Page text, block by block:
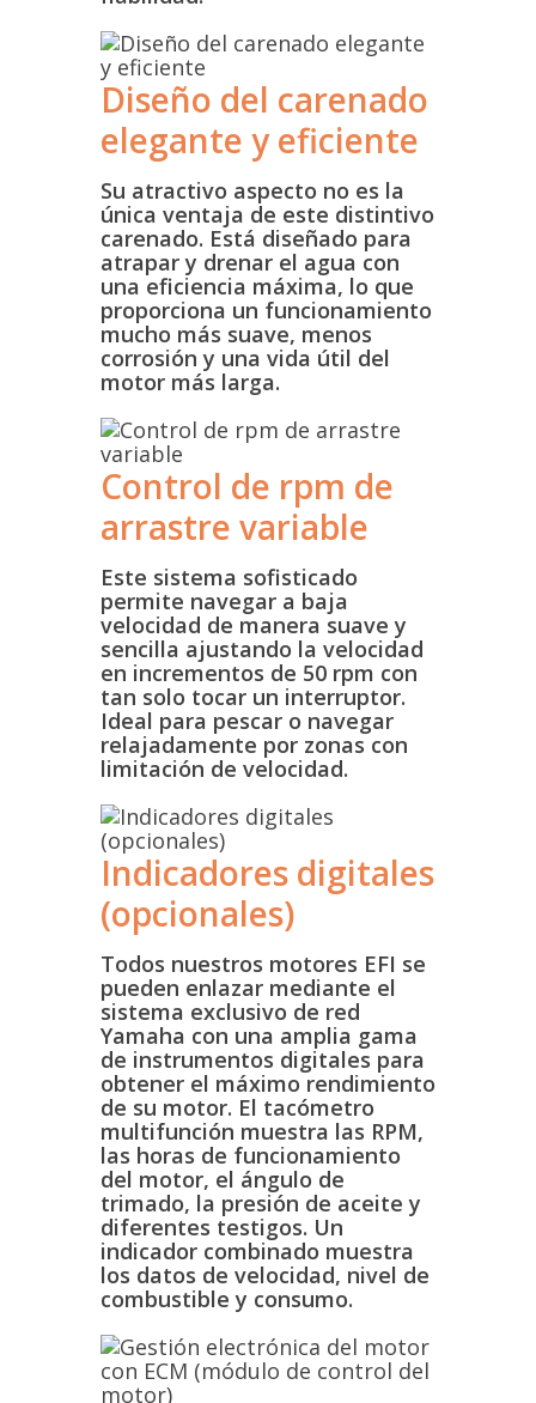
Diseño del carenado
elegante y eficiente
Su atractivo aspecto no es la
única ventaja de este distintivo
carenado. Está diseñado para
atrapar y drenar el agua con
una eficiencia máxima, lo que
proporciona un funcionamiento
mucho más suave, menos
corrosión y una vida útil del
motor más larga.
Control de rpm de
arrastre variable
Este sistema sofisticado
permite navegar a baja
velocidad de manera suave y
sencilla ajustando la velocidad
en incrementos de 50 rpm con
tan solo tocar un interruptor.
Ideal para pescar o navegar
relajadamente por zonas con
limitación de velocidad.
Indicadores digitales
(opcionales)
Todos nuestros motores EFI se
pueden enlazar mediante el
sistema exclusivo de red
Yamaha con una amplia gama
de instrumentos digitales para
obtener el máximo rendimiento
de su motor. El tacómetro
multifunción muestra las RPM,
las horas de funcionamiento
del motor, el ángulo de
trimado, la presión de aceite y
diferentes testigos. Un
indicador combinado muestra
los datos de velocidad, nivel de
combustible y consumo.